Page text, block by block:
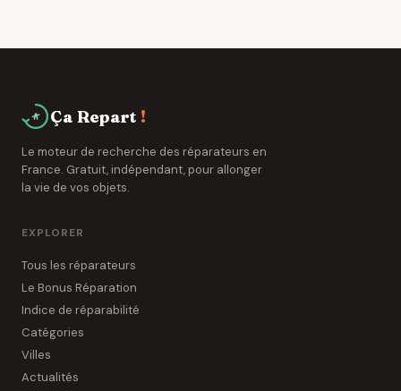
Port ont accès à des réseaux de grossistes
Ça Repart !
Le moteur de recherche des réparateurs en
France. Gratuit, indépendant, pour allonger
la vie de vos objets.
EXPLORER
Tous les réparateurs
Le Bonus Réparation
Indice de réparabilité
Catégories
Villes
Actualités